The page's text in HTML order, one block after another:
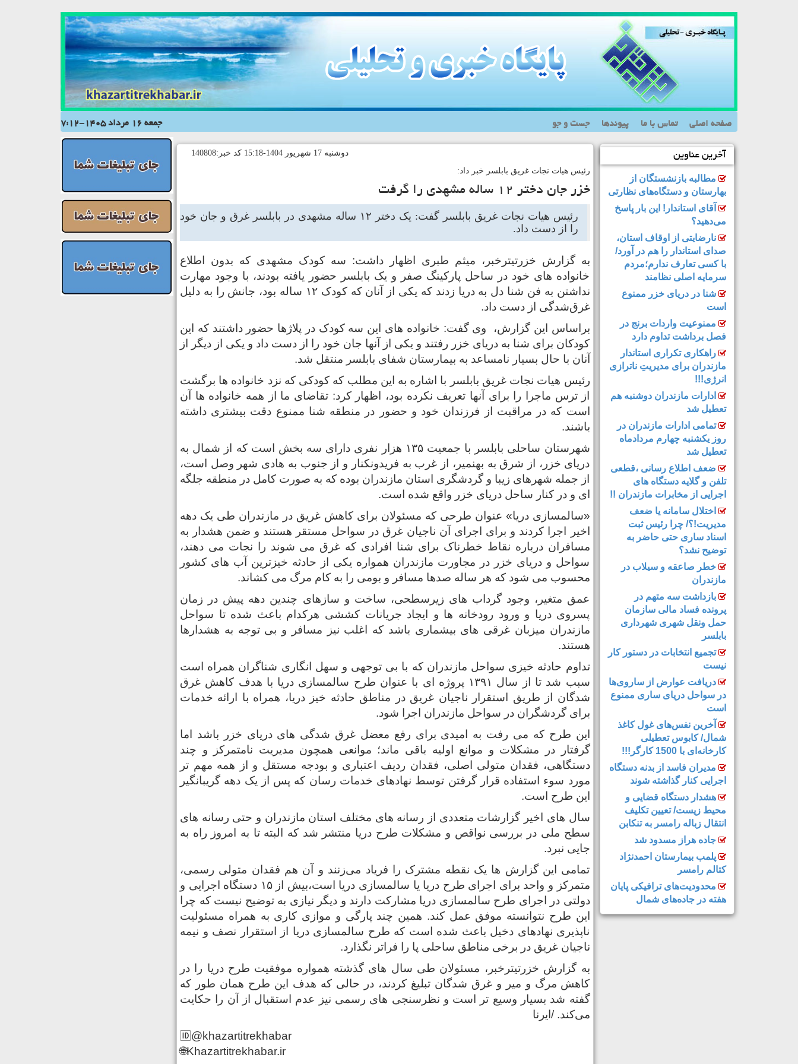
جمعه 16 مرداد 1405-7:12 صفحه اصلی تماس با ما پیوندها جست و جو
آخرین عناوین
مطالبه بازنشستگان از
بهارستان و دستگاه‌های نظارتی
آقای استاندار! این بار پاسخ
می‌دهید؟
نارضایتی از اوقاف استان،
صدای استاندار را هم در آورد/
با کسی تعارف ندارم؛مردم
سرمایه اصلی نظامند
شنا در دریای خزر ممنوع
است
ممنوعیت واردات برنج در
فصل برداشت تداوم دارد
راهکاری تکراری استاندار
مازندران برای مدیریتِ ناترازی
انرژی!!!
ادارات مازندران دوشنبه هم
تعطیل شد
تمامی ادارات مازندران در
روز یکشنبه چهارم مردادماه
تعطیل شد
ضعف اطلاع رسانی ،قطعی
تلفن و گلایه دستگاه های
اجرایی از مخابرات مازندران !!
اختلال سامانه یا ضعف
مدیریت!؟/ چرا رئیس ثبت
اسناد ساری حتی حاضر به
توضیح نشد؟
خطر صاعقه و سیلاب در
مازندران
بازداشت سه متهم در
پرونده فساد مالی سازمان
حمل‌ ونقل شهری شهرداری
بابلسر
تجمیع انتخابات در دستور کار
نیست
دریافت عوارض از ساروی‌ها
در سواحل دریای ساری ممنوع
است
آخرین نفس‌های غول کاغذ
شمال‌/ ‌کابوس تعطیلی
کارخانه‌ای با 1500 کارگر!!!
مدیران فاسد از بدنه دستگاه
اجرایی کنار گذاشته شوند
هشدار دستگاه قضایی و
محیط زیست/ تعیین تکلیف
انتقال زباله رامسر به تنکابن
جاده هراز مسدود شد
پلمب بیمارستان احمدنژاد
کتالم رامسر
محدودیت‌های ترافیکی پایان
هفته در جاده‌های شمال
دوشنبه 17 شهريور 1404-15:18 کد خبر:140808
رئیس هیات نجات غریق بابلسر خبر داد:
خزر جان دختر ۱۲ ساله مشهدی را گرفت
رئیس هیات نجات غریق بابلسر گفت: یک دختر ۱۲ ساله مشهدی در بابلسر غرق و جان خود
را از دست داد.
به گزارش خزرتیترخبر، میثم طبری اظهار داشت: سه کودک مشهدی که بدون اطلاع
خانواده های خود در ساحل پارکینگ صفر و یک بابلسر حضور یافته بودند، با وجود مهارت
نداشتن به فن شنا دل به دریا زدند که یکی از آنان که کودک ۱۲ ساله بود، جانش را به دلیل
غرق‌شدگی از دست داد.
براساس این گزارش، وی گفت: خانواده های این سه کودک در پلاژها حضور داشتند که این
کودکان برای شنا به دریای خزر رفتند و یکی از آنها جان خود را از دست داد و یکی از دیگر از
آنان با حال بسیار نامساعد به بیمارستان شفای بابلسر منتقل شد.
رئیس هیات نجات غریق بابلسر با اشاره به این مطلب که کودکی که نزد خانواده ها برگشت
از ترس ماجرا را برای آنها تعریف نکرده بود، اظهار کرد: تقاضای ما از همه خانواده ها آن
است که در مراقبت از فرزندان خود و حضور در منطقه شنا ممنوع دقت بیشتری داشته
باشند.
شهرستان ساحلی بابلسر با جمعیت ۱۳۵ هزار نفری دارای سه بخش است که از شمال به
دریای خزر، از شرق به بهنمیر، از غرب به فریدونکنار و از جنوب به هادی شهر وصل است،
از جمله شهرهای زیبا و گردشگری استان مازندران بوده که به صورت کامل در منطقه جلگه
ای و در کنار ساحل دریای خزر واقع شده است.
«سالمسازی دریا» عنوان طرحی که مسئولان برای کاهش غریق در مازندران طی یک دهه
اخیر اجرا کردند و برای اجرای آن ناجیان غرق در سواحل مستقر هستند و ضمن هشدار به
مسافران درباره نقاط خطرناک برای شنا افرادی که غرق می شوند را نجات می دهند،
سواحل و دریای خزر در مجاورت مازندران همواره یکی از حادثه خیزترین آب های کشور
محسوب می شود که هر ساله صدها مسافر و بومی را به کام مرگ می کشاند.
عمق متغیر، وجود گرداب های زیرسطحی، ساخت و سازهای چندین دهه پیش در زمان
پسروی دریا و ورود رودخانه ها و ایجاد جریانات کششی هرکدام باعث شده تا سواحل
مازندران میزبان غرقی های بیشماری باشد که اغلب نیز مسافر و بی توجه به هشدارها
هستند.
تداوم حادثه خیزی سواحل مازندران که با بی توجهی و سهل انگاری شناگران همراه است
سبب شد تا از سال ۱۳۹۱ پروژه ای با عنوان طرح سالمسازی دریا با هدف کاهش غرق
شدگان از طریق استقرار ناجیان غریق در مناطق حادثه خیز دریا، همراه با ارائه خدمات
برای گردشگران در سواحل مازندران اجرا شود.
این طرح که می رفت به امیدی برای رفع معضل غرق شدگی های دریای خزر باشد اما
گرفتار در مشکلات و موانع اولیه باقی ماند؛ ‌موانعی همچون مدیریت نامتمرکز و چند
دستگاهی، فقدان متولی اصلی، فقدان ردیف اعتباری و بودجه مستقل و از همه مهم تر
مورد سوء استفاده قرار گرفتن توسط نهادهای خدمات رسان که پس از یک دهه گریبانگیر
این طرح است.
سال های اخیر گزارشات متعددی از رسانه های مختلف استان مازندران و حتی رسانه های
سطح ملی در بررسی نواقص و مشکلات طرح دریا منتشر شد که البته تا به امروز راه به
جایی نبرد.
تمامی این گزارش ها یک نقطه مشترک را فریاد می‌زنند و آن هم فقدان متولی رسمی،
متمرکز و واحد برای اجرای طرح دریا یا سالمسازی دریا است،بیش از ۱۵ دستگاه اجرایی و
دولتی در اجرای طرح سالمسازی دریا مشارکت دارند و دیگر نیازی به توضیح نیست که چرا
این طرح نتوانسته موفق عمل کند. همین چند پارگی و موازی کاری به همراه مسئولیت
ناپذیری نهادهای دخیل باعث شده است که طرح سالمسازی دریا از استقرار نصف و نیمه
ناجیان غریق در برخی مناطق ساحلی پا را فراتر نگذارد.
به گزارش خزرتیترخبر، مسئولان طی سال های گذشته همواره موفقیت طرح دریا را در
کاهش مرگ و میر و غرق شدگان تبلیغ کردند، در حالی که هدف این طرح همان طور که
گفته شد بسیار وسیع تر است و نظرسنجی های رسمی نیز عدم استقبال از آن را حکایت
می‌کند. /ایرنا
🆔@khazartitrekhabar
🌐Khazartitrekhabar.ir